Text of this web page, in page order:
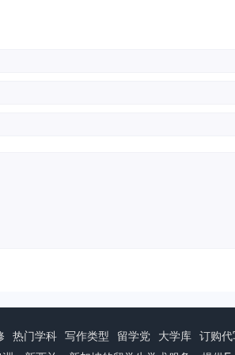
热门学科 写作类型 留学党 大学库 订购